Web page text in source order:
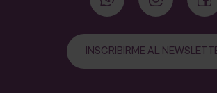
INSCRIBIRME AL